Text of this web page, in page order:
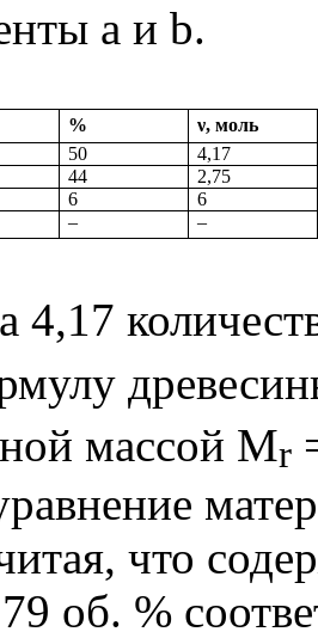
a и b.
% ν, моль
50
4,17
44
2,75
6
6
– –
4,17
массой Мr
что
об. %